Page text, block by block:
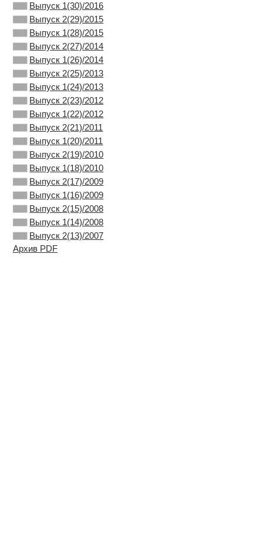
Выпуск 1(30)/2016
Выпуск 2(29)/2015
Выпуск 1(28)/2015
Выпуск 2(27)/2014
Выпуск 1(26)/2014
Выпуск 2(25)/2013
Выпуск 1(24)/2013
Выпуск 2(23)/2012
Выпуск 1(22)/2012
Выпуск 2(21)/2011
Выпуск 1(20)/2011
Выпуск 2(19)/2010
Выпуск 1(18)/2010
Выпуск 2(17)/2009
Выпуск 1(16)/2009
Выпуск 2(15)/2008
Выпуск 1(14)/2008
Выпуск 2(13)/2007
Архив PDF